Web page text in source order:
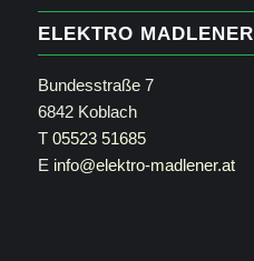
ELEKTRO MADLENER
Bundesstraße 7
6842 Koblach
T 05523 51685
E info@elektro-madlener.at